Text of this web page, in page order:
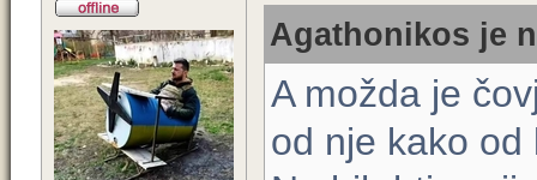
Agathonikos je
A možda je
od nje kako